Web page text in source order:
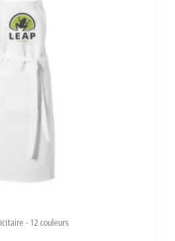
- 12 couleurs